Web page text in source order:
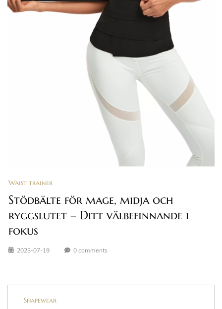
Waist trainer
Stödbälte för mage, midja och
ryggslutet – Ditt välbefinnande i
fokus
2023-07-19 0 comments
Shapewear